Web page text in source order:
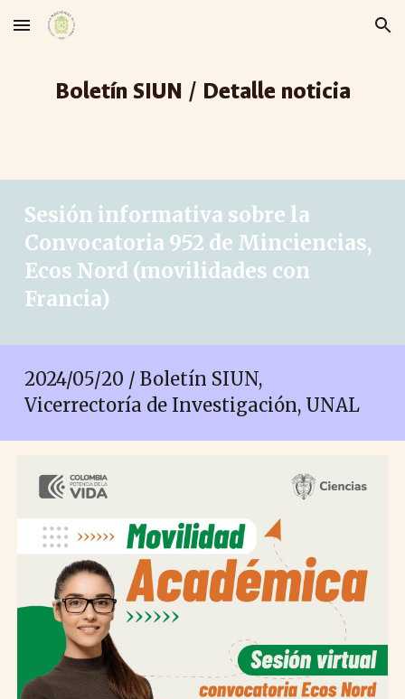
Skip to main content Skip to navigation
Boletín SIUN / Detalle noticia
Sesión informativa sobre la
Convocatoria 952 de Minciencias,
Ecos Nord (movilidades con
Francia)
2024/05/20 / Boletín SIUN,
Vicerrectoría de Investigación, UNAL